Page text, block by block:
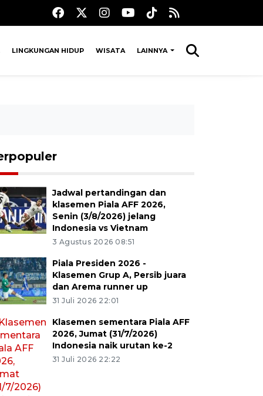
LINGKUNGAN HIDUP WISATA LAINNYA
Jadwal pertandingan dan
klasemen Piala AFF 2026,
Senin (3/8/2026) jelang
Indonesia vs Vietnam
3 Agustus 2026 08:51
Piala Presiden 2026 -
Klasemen Grup A, Persib juara
dan Arema runner up
31 Juli 2026 22:01
Klasemen sementara Piala AFF
2026, Jumat (31/7/2026)
Indonesia naik urutan ke-2
31 Juli 2026 22:22